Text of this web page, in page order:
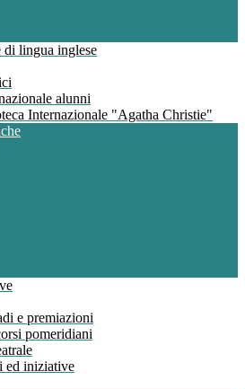
lingua inglese
alunni
Internazionale "Agatha Christie"
e premiazioni
pomeridiani
ed iniziative